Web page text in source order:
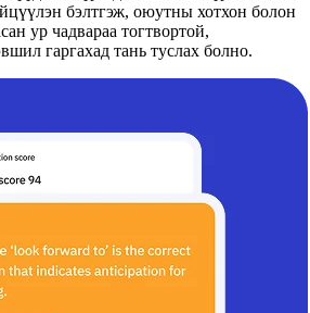
бэлтгэж, оюутны хотхон болон
ур чадвараа тогтвортой,
гаргахад тань туслах болно.